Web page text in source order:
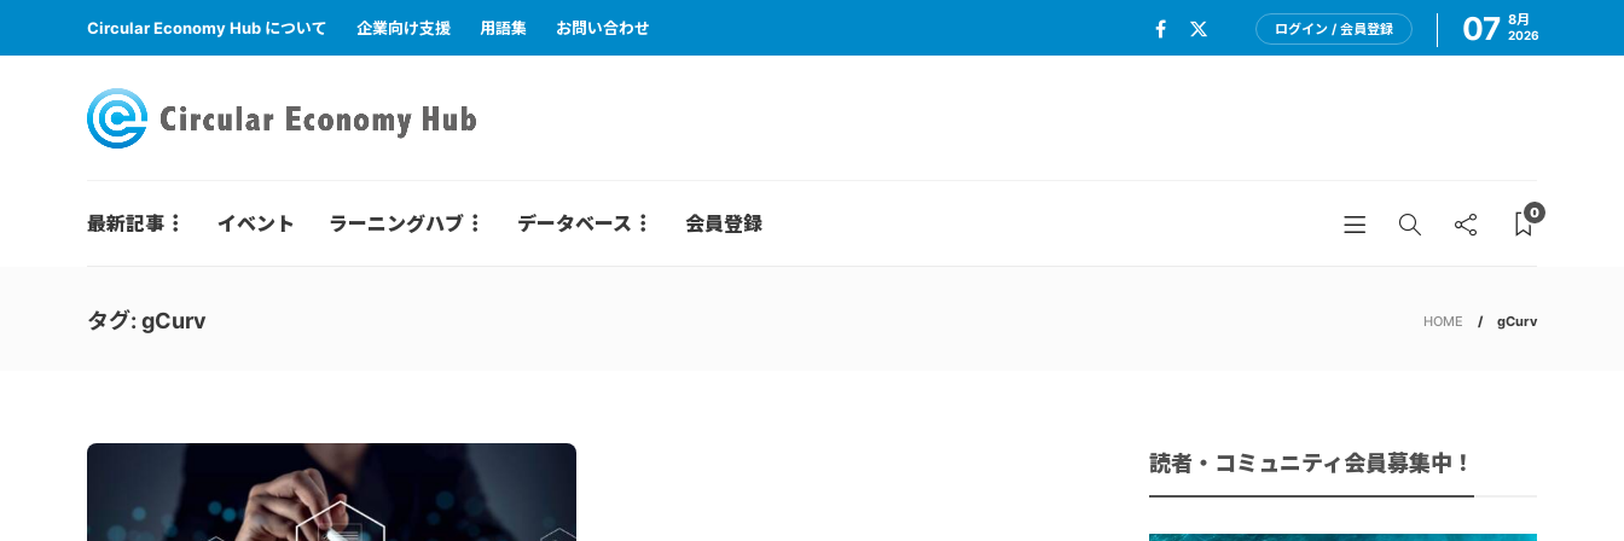
Circular Economy Hub について 企業向け支援 用語集 お問い合わせ ログイン / 会員登録 07 8月
2026
最新記事 イベント ラーニングハブ データベース 会員登録 0
タグ: gCurv HOME gCurv
読者・コミュニティ会員募集中！